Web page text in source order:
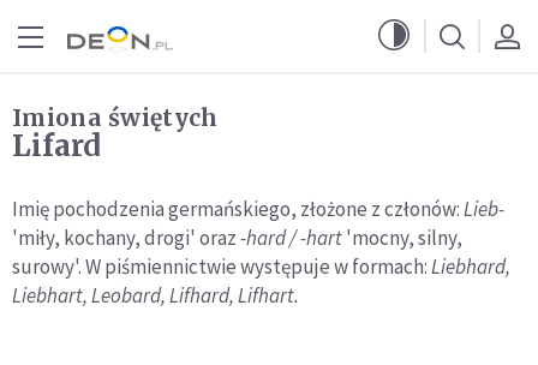
Imiona świętych
Lifard
Imię pochodzenia germańskiego, złożone z członów:Lieb-
'miły, kochany, drogi' oraz-hard / -hart'mocny, silny,
surowy'. W piśmiennictwie występuje w formach:Liebhard,
Liebhart, Leobard, Lifhard, Lifhart.